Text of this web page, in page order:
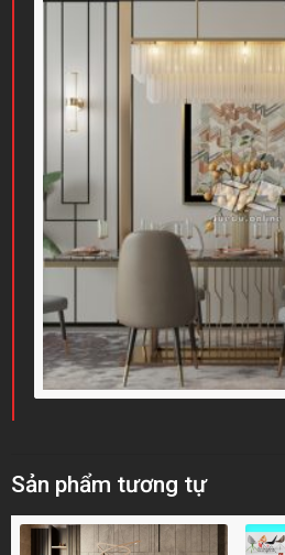
Sản phẩm tương tự